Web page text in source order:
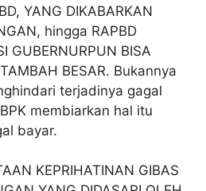
YANG DIKABARKAN
hingga RAPBD
GUBERNURPUN BISA
BESAR. Bukannya
terjadinya gagal
membiarkan hal itu
bayar.
KEPRIHATINAN GIBAS